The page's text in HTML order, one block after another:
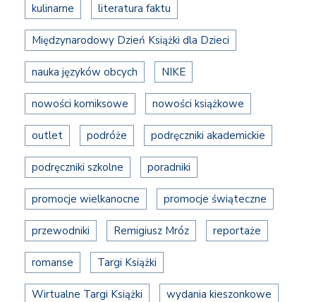
kulinarne literatura faktu
Międzynarodowy Dzień Książki dla Dzieci
nauka języków obcych NIKE
nowości komiksowe nowości książkowe
outlet podróże podręczniki akademickie
podręczniki szkolne poradniki
promocje wielkanocne promocje świąteczne
przewodniki Remigiusz Mróz reportaże
romanse Targi Książki
Wirtualne Targi Książki wydania kieszonkowe